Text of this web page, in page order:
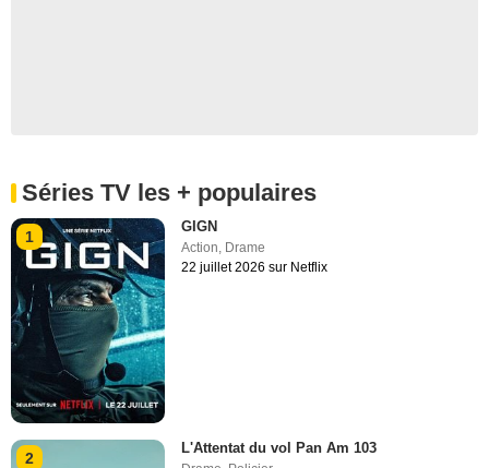
Séries TV les + populaires
1
GIGN
Action, Drame
22 juillet 2026 sur Netflix
2
L'Attentat du vol Pan Am 103